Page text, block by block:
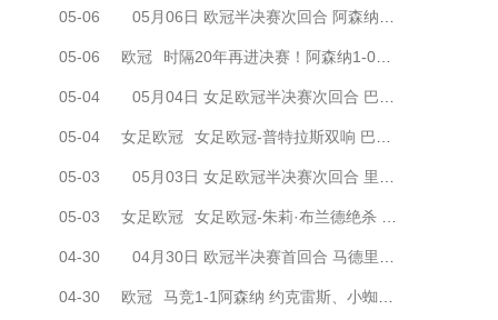
05-06 05月06日 欧冠半决赛次回合 阿森纳vs马德里竞技 全场录像
05-06 欧冠 时隔20年再进决赛！阿森纳1-0马竞总比分2-1晋级 萨卡制胜
05-04 05月04日 女足欧冠半决赛次回合 巴塞罗那女足vs拜仁慕尼黑女足 全场录像
05-04 女足欧冠 女足欧冠-普特拉斯双响 巴萨两回合5-3淘汰拜仁晋级决赛
05-03 05月03日 女足欧冠半决赛次回合 里昂女足vs阿森纳女足 全场录像
05-03 女足欧冠 女足欧冠-朱莉·布兰德绝杀 里昂女足两回合4-3淘汰阿森纳进决赛
04-30 04月30日 欧冠半决赛首回合 马德里竞技vs阿森纳 全场录像
04-30 欧冠 马竞1-1阿森纳 约克雷斯、小蜘蛛均点射 埃泽点球被取消